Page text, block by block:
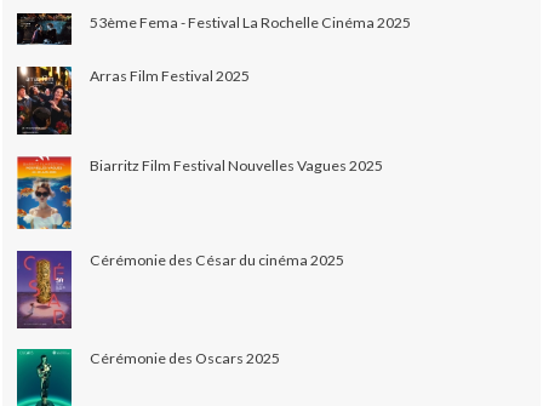
53ème Fema - Festival La Rochelle Cinéma 2025
Arras Film Festival 2025
Biarritz Film Festival Nouvelles Vagues 2025
Cérémonie des César du cinéma 2025
Cérémonie des Oscars 2025